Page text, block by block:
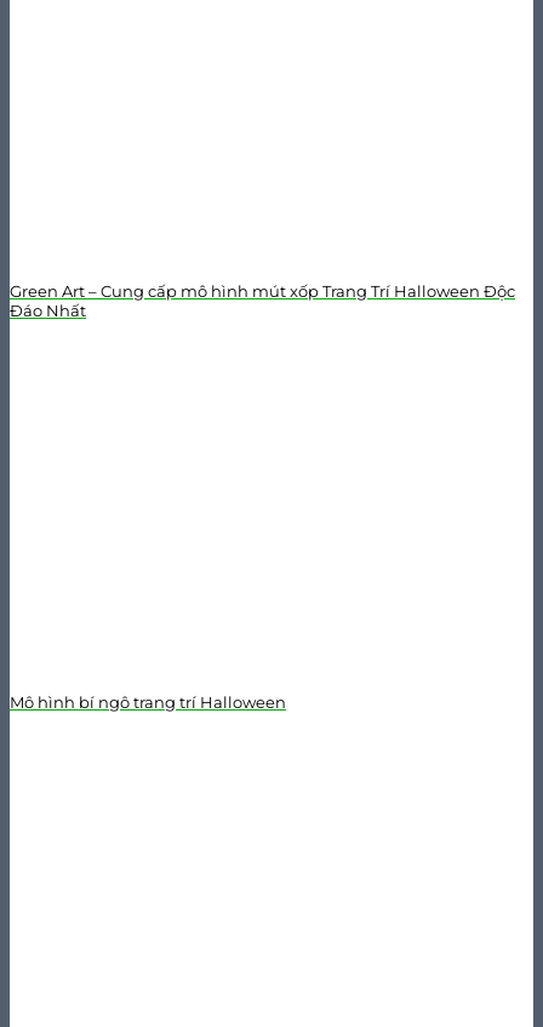
Green Art – Cung cấp mô hình mút xốp Trang Trí Halloween Độc
Đáo Nhất
Mô hình bí ngô trang trí Halloween